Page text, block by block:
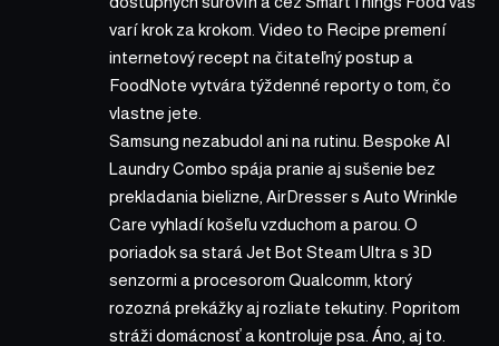
varí krok za krokom. Video to Recipe premení
internetový recept na čitateľný postup a
FoodNote vytvára týždenné reporty o tom, čo
vlastne jete.
Samsung nezabudol ani na rutinu. Bespoke AI
Laundry Combo spája pranie aj sušenie bez
prekladania bielizne, AirDresser s Auto Wrinkle
Care vyhladí košeľu vzduchom a parou. O
poriadok sa stará Jet Bot Steam Ultra s 3D
senzormi a procesorom Qualcomm, ktorý
rozozná prekážky aj rozliate tekutiny. Popritom
stráži domácnosť a kontroluje psa. Áno, aj to.